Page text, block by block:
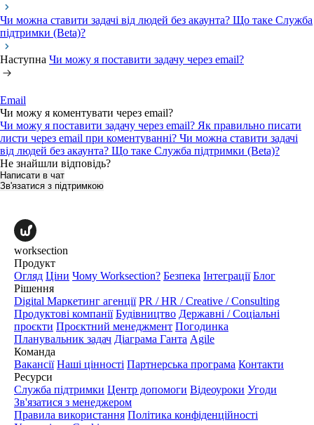
Чи можна ставити задачі від людей без акаунта? Що таке Служба
підтримки (Beta)?
Наступна Чи можу я поставити задачу через email?
Email
Чи можу я коментувати через email?
Чи можу я поставити задачу через email? Як правильно писати
листи через email при коментуванні? Чи можна ставити задачі
від людей без акаунта? Що таке Служба підтримки (Beta)?
Не знайшли відповідь?
Написати в чат
Зв'язатися з підтримкою
worksection
Продукт
Огляд Ціни Чому Worksection? Безпека Інтеграції Блог
Рішення
Digital Маркетинг агенції PR / HR / Creative / Consulting
Продуктові компанії Будівництво Державні / Соціальні
проєкти Проєктний менеджмент Погодинка
Планувальник задач Діаграма Ганта Agile
Команда
Вакансії Наші цінності Партнерська програма Контакти
Ресурси
Служба підтримки Центр допомоги Відеоуроки Угоди
Зв'язатися з менеджером
Правила використання Політика конфіденційності